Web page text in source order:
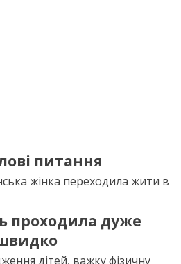
питання
жінка переходила жити в
проходила дуже
дітей, важку фізичну